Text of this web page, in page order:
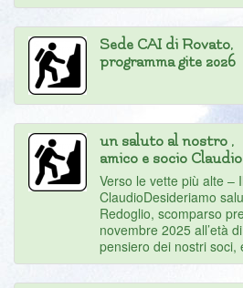
Sede CAI di Rovato,
programma gite 2026
un saluto al nostro ,
amico e socio Claudio
Verso le vette più alte –
ClaudioDesideriamo
Redoglio, scomparso
novembre 2025 all’età
pensiero dei nostri soci,